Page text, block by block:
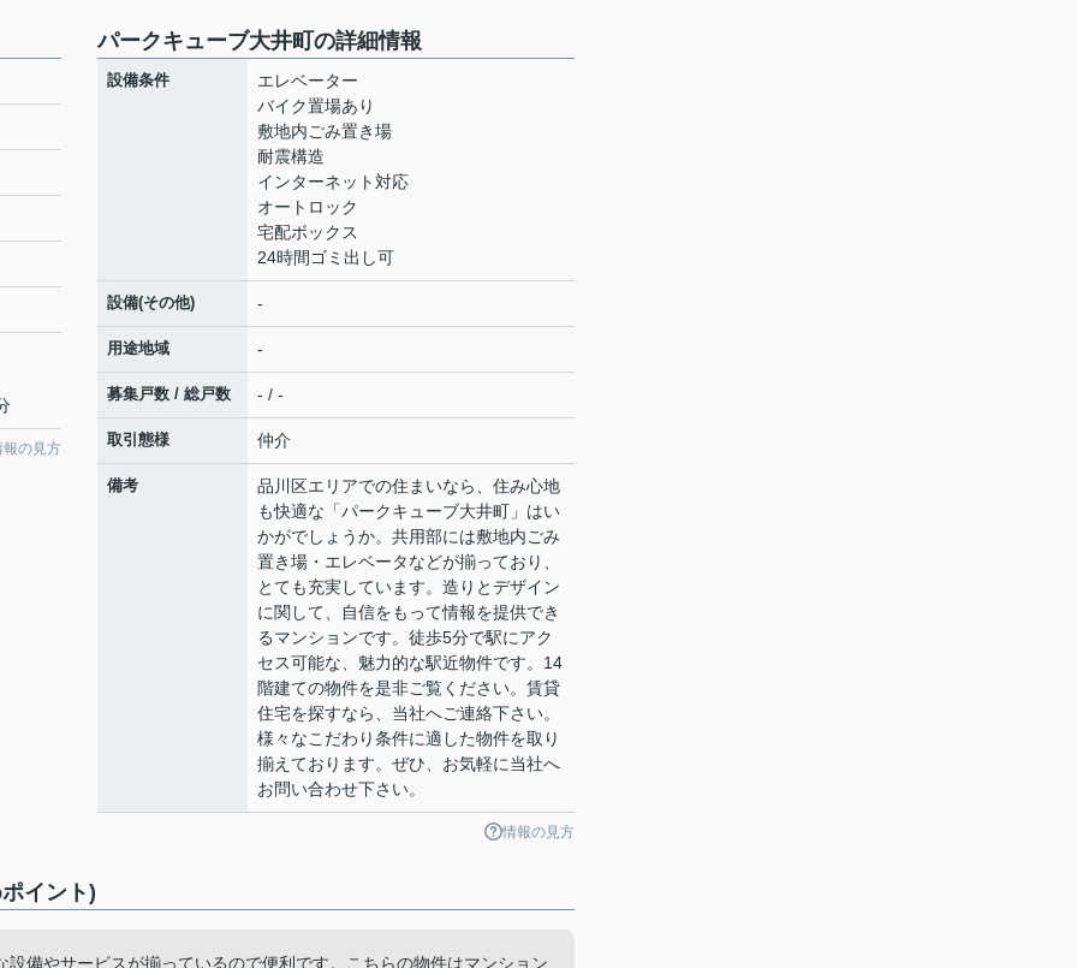
報の見方
パークキューブ大井町の詳細情報
設備条件
エレベーター
バイク置場あり
敷地内ごみ置き場
耐震構造
インターネット対応
オートロック
宅配ボックス
24時間ゴミ出し可
設備(その他) -
用途地域 -
募集戸数 / 総戸数 - / -
取引態様 仲介
備考
品川区エリアでの住まいなら、住み心地
も快適な「パークキューブ大井町」はい
かがでしょうか。共用部には敷地内ごみ
置き場・エレベータなどが揃っており、
とても充実しています。造りとデザイン
に関して、自信をもって情報を提供でき
るマンションです。徒歩5分で駅にアク
セス可能な、魅力的な駅近物件です。14
階建ての物件を是非ご覧ください。賃貸
住宅を探すなら、当社へご連絡下さい。
様々なこだわり条件に適した物件を取り
揃えております。ぜひ、お気軽に当社へ
お問い合わせ下さい。
情報の見方
イント)
備やサービスが揃っているので便利です。こちらの物件はマンション